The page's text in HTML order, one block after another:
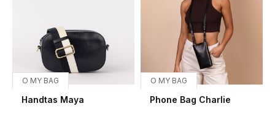
O MY BAG
Handtas Maya
O MY BAG
Phone Bag Charlie